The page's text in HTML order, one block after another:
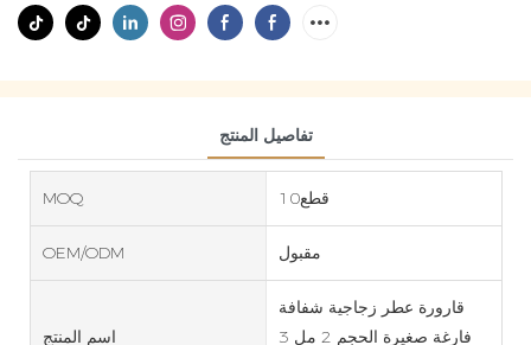
تفاصيل المنتج
MOQ قطع10
OEM/ODM مقبول
اسم المنتج
قارورة عطر زجاجية شفافة
فارغة صغيرة الحجم 2 مل 3